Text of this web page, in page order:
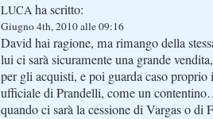
LUCA ha scritto:
Giugno 4th, 2010 alle 09:16
David hai ragione, ma rimango della
lui ci sarà sicuramente una grande
per gli acquisti, e poi guarda caso
ufficiale di Prandelli, come un
quando ci sarà la cessione di Vargas o di